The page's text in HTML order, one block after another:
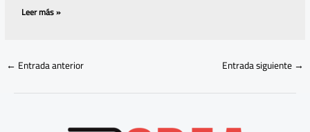
Leer más »
← Entrada anterior Entrada siguiente→